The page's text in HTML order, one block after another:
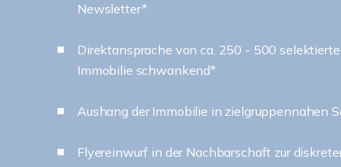
Newsletter*
Direktansprache von ca. 250 - 500
Immobilie schwankend*
Aushang der Immobilie in zielgruppennahen
Flyereinwurf in der Nachbarschaft zur